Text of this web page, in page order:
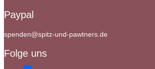
Paypal
spenden@spitz-und-pawtners.de
Folge uns